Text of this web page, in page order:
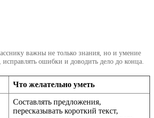
важны не только знания, но и умение
исправлять ошибки и доводить дело до конца.
Что желательно уметь
Составлять предложения,
пересказывать короткий текст,